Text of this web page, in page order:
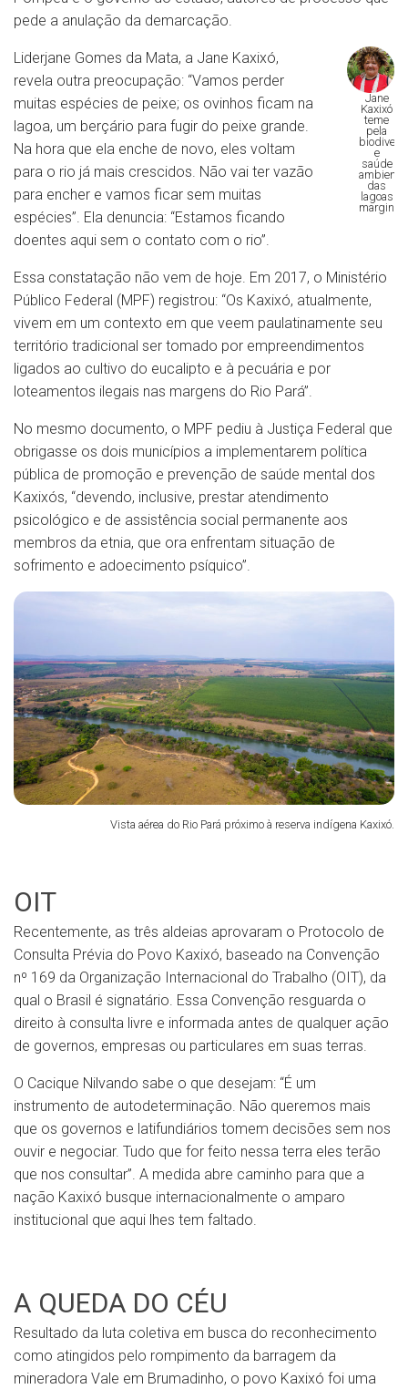
pede a anulação da demarcação.
Jane
Kaxixó
teme
pela
e
saúde
ambiental
das
lagoas
Liderjane Gomes da Mata, a Jane Kaxixó,
revela outra preocupação: “Vamos perder
muitas espécies de peixe; os ovinhos ficam na
lagoa, um berçário para fugir do peixe grande.
Na hora que ela enche de novo, eles voltam
para o rio já mais crescidos. Não vai ter vazão
para encher e vamos ficar sem muitas
espécies”. Ela denuncia: “Estamos ficando
doentes aqui sem o contato com o rio”.
Essa constatação não vem de hoje. Em 2017, o Ministério
Público Federal (MPF) registrou: “Os Kaxixó, atualmente,
vivem em um contexto em que veem paulatinamente seu
território tradicional ser tomado por empreendimentos
ligados ao cultivo do eucalipto e à pecuária e por
loteamentos ilegais nas margens do Rio Pará”.
No mesmo documento, o MPF pediu à Justiça Federal que
obrigasse os dois municípios a implementarem política
pública de promoção e prevenção de saúde mental dos
Kaxixós, “devendo, inclusive, prestar atendimento
psicológico e de assistência social permanente aos
membros da etnia, que ora enfrentam situação de
sofrimento e adoecimento psíquico”.
Vista aérea do Rio Pará próximo à reserva indígena Kaxixó.
OIT
Recentemente, as três aldeias aprovaram o Protocolo de
Consulta Prévia do Povo Kaxixó, baseado na Convenção
nº 169 da Organização Internacional do Trabalho (OIT), da
qual o Brasil é signatário. Essa Convenção resguarda o
direito à consulta livre e informada antes de qualquer ação
de governos, empresas ou particulares em suas terras.
O Cacique Nilvando sabe o que desejam: “É um
instrumento de autodeterminação. Não queremos mais
que os governos e latifundiários tomem decisões sem nos
ouvir e negociar. Tudo que for feito nessa terra eles terão
que nos consultar”. A medida abre caminho para que a
nação Kaxixó busque internacionalmente o amparo
institucional que aqui lhes tem faltado.
A QUEDA DO CÉU
Resultado da luta coletiva em busca do reconhecimento
como atingidos pelo rompimento da barragem da
mineradora Vale em Brumadinho, o povo Kaxixó foi uma